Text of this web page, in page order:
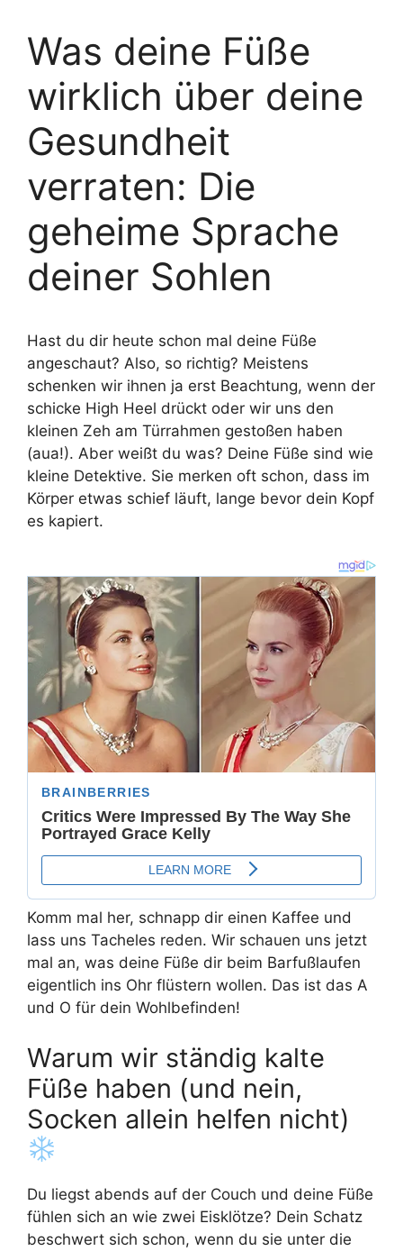
Was deine Füße
wirklich über deine
Gesundheit
verraten: Die
geheime Sprache
deiner Sohlen
Hast du dir heute schon mal deine Füße
angeschaut? Also, so richtig? Meistens
schenken wir ihnen ja erst Beachtung, wenn der
schicke High Heel drückt oder wir uns den
kleinen Zeh am Türrahmen gestoßen haben
(aua!). Aber weißt du was? Deine Füße sind wie
kleine Detektive. Sie merken oft schon, dass im
Körper etwas schief läuft, lange bevor dein Kopf
es kapiert.
Komm mal her, schnapp dir einen Kaffee und
lass uns Tacheles reden. Wir schauen uns jetzt
mal an, was deine Füße dir beim Barfußlaufen
eigentlich ins Ohr flüstern wollen. Das ist das A
und O für dein Wohlbefinden!
Warum wir ständig kalte
Füße haben (und nein,
Socken allein helfen nicht)
Du liegst abends auf der Couch und deine Füße
fühlen sich an wie zwei Eisklötze? Dein Schatz
beschwert sich schon, wenn du sie unter die